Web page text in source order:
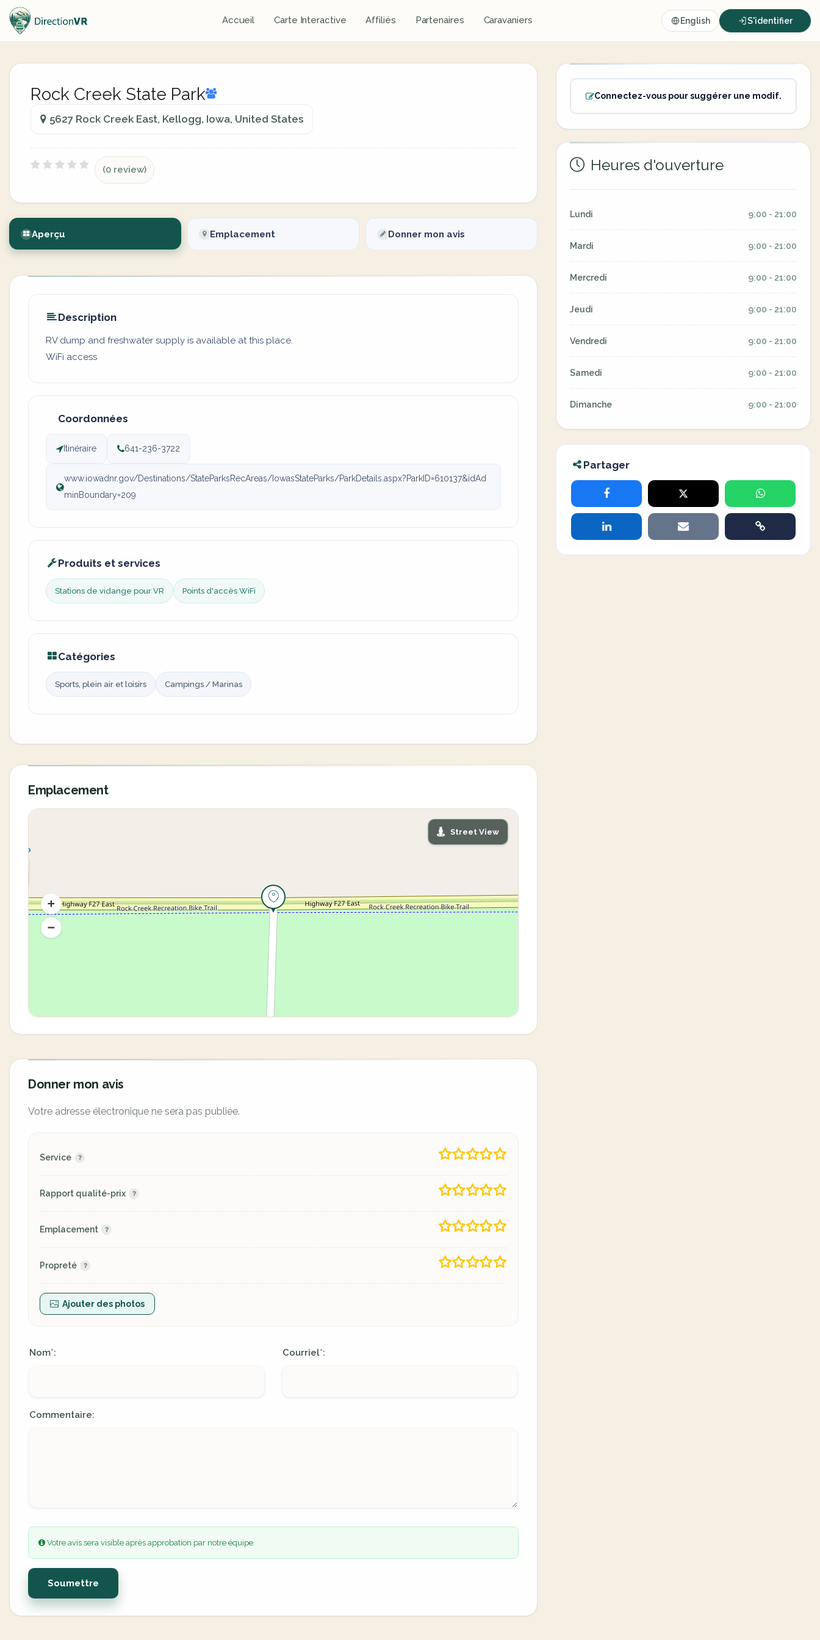
Accueil Carte Interactive Affiliés Partenaires Caravaniers English S'identifier
Rock Creek State Park
5627 Rock Creek East, Kellogg, Iowa, United States
(0 review)
Aperçu Emplacement Donner mon avis
Description
RV dump and freshwater supply is available at this place.
WiFi access
Coordonnées
Itinéraire 641-236-3722
www.iowadnr.gov/Destinations/StateParksRecAreas/IowasStateParks/ParkDetails.aspx?ParkID=610137&idAd
minBoundary=209
Produits et services
Stations de vidange pour VR Points d'accès WiFi
Catégories
Sports, plein air et loisirs Campings / Marinas
Emplacement
Street View
Donner mon avis
Votre adresse électronique ne sera pas publiée.
Service
Rapport qualité-prix
Emplacement
Propreté
Ajouter des photos
Nom*: Courriel*:
Commentaire:
Votre avis sera visible après approbation par notre équipe.
Soumettre
Connectez-vous pour suggérer une modif.
Heures d'ouverture
Lundi 9:00 - 21:00
Mardi 9:00 - 21:00
Mercredi 9:00 - 21:00
Jeudi 9:00 - 21:00
Vendredi 9:00 - 21:00
Samedi 9:00 - 21:00
Dimanche 9:00 - 21:00
Partager